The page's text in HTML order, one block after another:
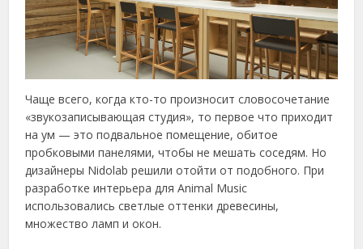
Чаще всего, когда кто-то произносит словосочетание
«звукозаписывающая студия», то первое что приходит
на ум — это подвальное помещение, обитое
пробковыми панелями, чтобы не мешать соседям. Но
дизайнеры Nidolab решили отойти от подобного. При
разработке интерьера для Animal Music
использовались светлые оттенки древесины,
множество ламп и окон.